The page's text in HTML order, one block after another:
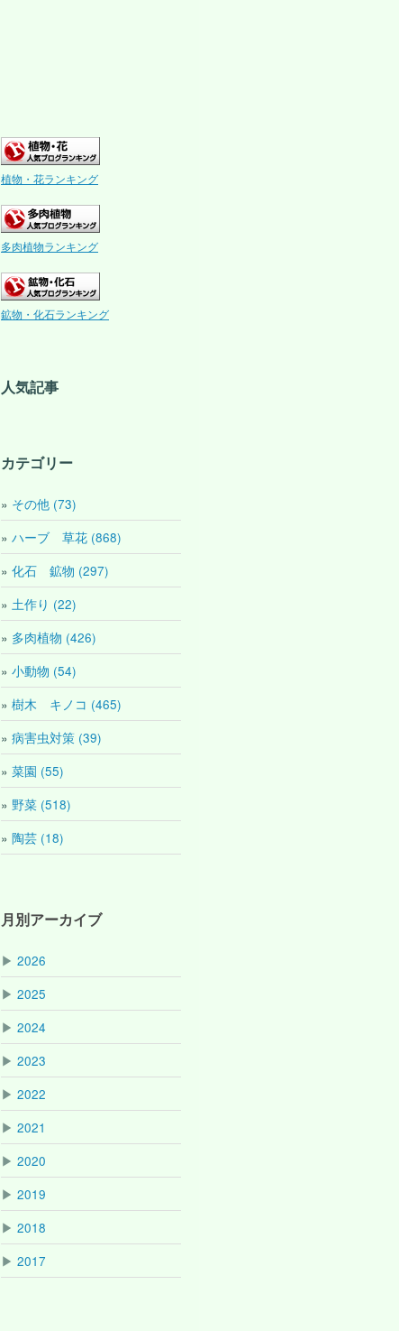
植物・花ランキング
多肉植物ランキング
鉱物・化石ランキング
人気記事
カテゴリー
その他 (73)
ハーブ 草花 (868)
化石 鉱物 (297)
土作り (22)
多肉植物 (426)
小動物 (54)
樹木 キノコ (465)
病害虫対策 (39)
菜園 (55)
野菜 (518)
陶芸 (18)
月別アーカイブ
▶ 2026
▶ 2025
▶ 2024
▶ 2023
▶ 2022
▶ 2021
▶ 2020
▶ 2019
▶ 2018
▶ 2017